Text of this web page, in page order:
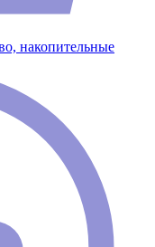
накопительные